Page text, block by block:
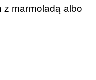
marmoladą albo